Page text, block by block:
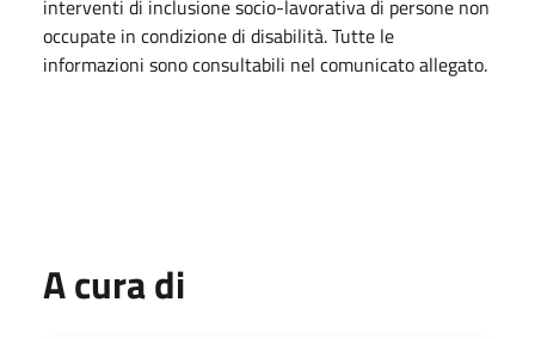
interventi di inclusione socio-lavorativa di persone non
occupate in condizione di disabilità. Tutte le
informazioni sono consultabili nel comunicato allegato.
A cura di